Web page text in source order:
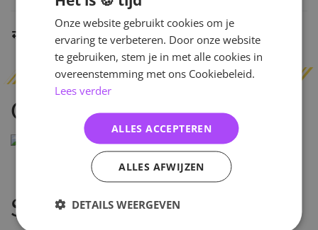
Indien op voorraadbinnen 2 werkdagen verzonden
Omschrijving
Specificaties
Onze website gebruikt cookies om je
ervaring te verbeteren. Door onze website
te gebruiken, stem je in met alle cookies in
overeenstemming met ons Cookiebeleid.
Lees verder
ALLES ACCEPTEREN
ALLES AFWIJZEN
DETAILS WEERGEVEN